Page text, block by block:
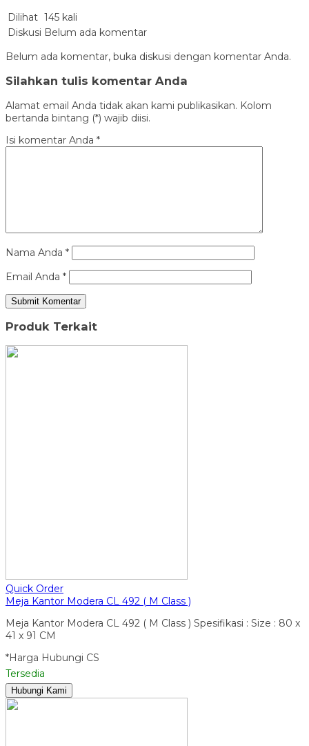
Dilihat 145 kali
Diskusi Belum ada komentar
Belum ada komentar, buka diskusi dengan komentar Anda.
Silahkan tulis komentar Anda
Alamat email Anda tidak akan kami publikasikan. Kolom
bertanda bintang (*) wajib diisi.
Isi komentar Anda *
Nama Anda *
Email Anda *
Produk Terkait
Quick Order
Meja Kantor Modera CL 492 ( M Class )
Meja Kantor Modera CL 492 ( M Class ) Spesifikasi : Size : 80 x
41 x 91 CM
*Harga Hubungi CS
Tersedia
Hubungi Kami